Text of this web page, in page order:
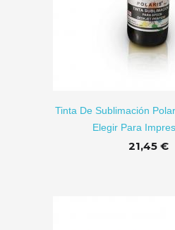
Tinta De Sublimación
Elegir Para
21,45 €